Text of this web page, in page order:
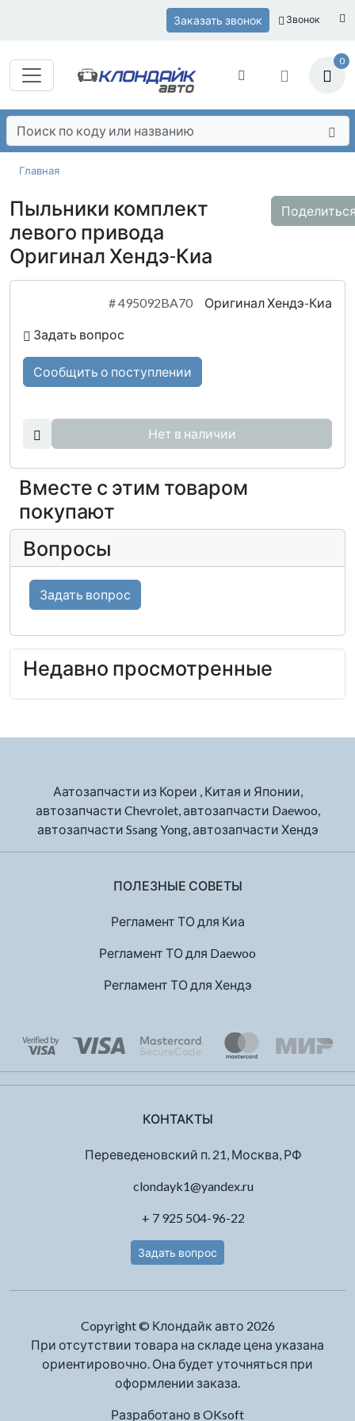
Заказать звонок Звонок
0
Главная
Пыльники комплект
левого привода
Оригинал Хендэ-Киа
#495092BA70 Оригинал Хендэ-Киа
Задать вопрос
Сообщить о поступлении
Нет в наличии
Вместе с этим товаром
покупают
Вопросы
Задать вопрос
Недавно просмотренные
Аатозапчасти из Кореи , Китая и Японии,
автозапчасти Chevrolet, автозапчасти Daewoo,
автозапчасти Ssang Yong, автозапчасти Хендэ
ПОЛЕЗНЫЕ СОВЕТЫ
Регламент ТО для Киа
Регламент ТО для Daewoo
Регламент ТО для Хендэ
КОНТАКТЫ
Переведеновский п. 21, Москва, РФ
clondayk1@yandex.ru
+ 7 925 504-96-22
Задать вопрос
Copyright © Клондайк авто 2026
При отсутствии товара на складе цена указана
ориентировочно. Она будет уточняться при
оформлении заказа.
Разработано в OKsoft